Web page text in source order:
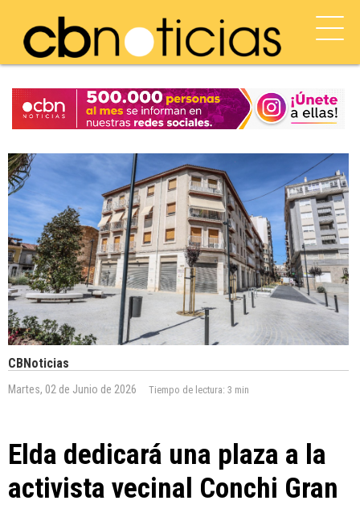
CBNoticias
Martes, 02 de Junio de 2026 Tiempo de lectura: 3 min
Elda dedicará una plaza a la
activista vecinal Conchi Gran